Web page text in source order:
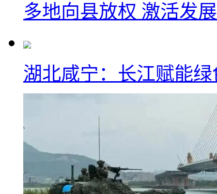
多地向县放权 激活发
湖北咸宁：长江赋能